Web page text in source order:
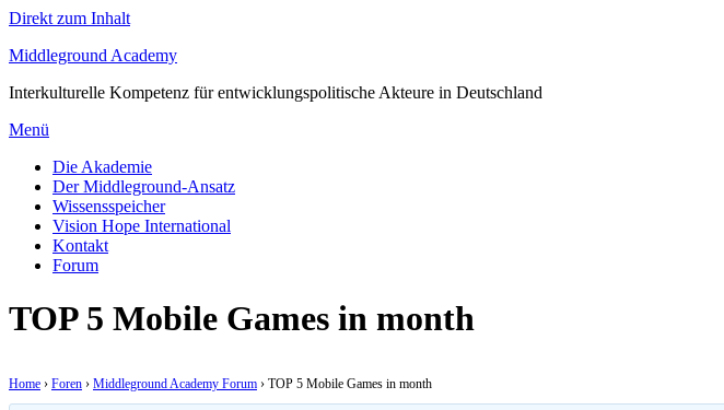
Direkt zum Inhalt
Middleground Academy
Interkulturelle Kompetenz für entwicklungspolitische Akteure in Deutschland
Menü
Die Akademie
Der Middleground-Ansatz
Wissensspeicher
Vision Hope International
Kontakt
Forum
TOP 5 Mobile Games in month
Home › Foren › Middleground Academy Forum › TOP 5 Mobile Games in month